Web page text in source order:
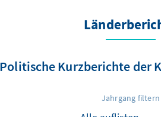
Politische Kurzberichte der
Jahrgang filtern